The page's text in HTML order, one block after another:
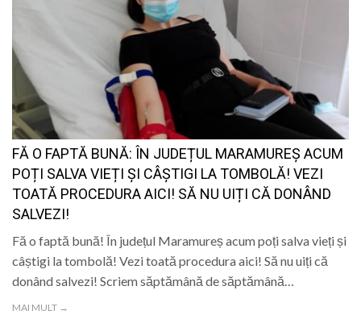
FĂ O FAPTĂ BUNĂ: ÎN JUDEȚUL MARAMUREȘ ACUM
POȚI SALVA VIEȚI ȘI CÂȘTIGI LA TOMBOLĂ! VEZI
TOATĂ PROCEDURA AICI! SĂ NU UIȚI CĂ DONÂND
SALVEZI!
Fă o faptă bună! În județul Maramureș acum poți salva vieți și
câștigi la tombolă! Vezi toată procedura aici! Să nu uiți că
donând salvezi! Scriem săptămână de săptămână…
MAI MULT →